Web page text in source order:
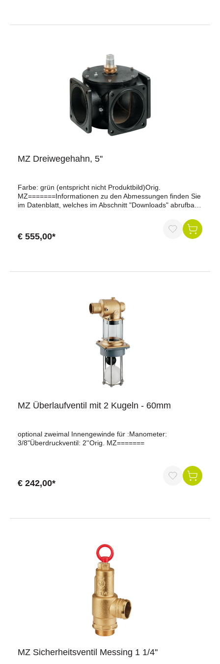
MZ Dreiwegehahn, 5''
Farbe: grün (entspricht nicht Produktbild)Orig.
MZ=======Informationen zu den Abmessungen finden Sie
im Datenblatt, welches im Abschnitt "Downloads" abrufbar
€ 555,00*
MZ Überlaufventil mit 2 Kugeln - 60mm
optional zweimal Innengewinde für :Manometer:
3/8"Überdruckventil: 2''Orig. MZ=======
€ 242,00*
MZ Sicherheitsventil Messing 1 1/4''